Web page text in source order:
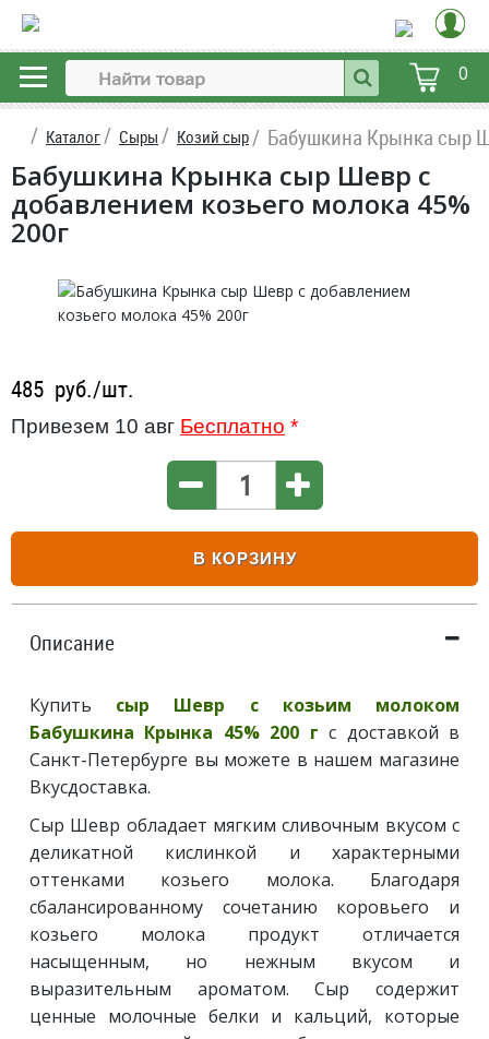
0
Каталог Сыры Козий сыр Бабушкина Крынка сыр
Бабушкина Крынка сыр Шевр с
добавлением козьего молока 45%
200г
485 руб./шт.
Привезем 10 авг Бесплатно *
В КОРЗИНУ
Описание
Купить сыр Шевр с козьим молоком
Бабушкина Крынка 45% 200 г с доставкой в
Санкт-Петербурге вы можете в нашем магазине
Вкусдоставка.
Сыр Шевр обладает мягким сливочным вкусом с
деликатной кислинкой и характерными
оттенками козьего молока. Благодаря
сбалансированному сочетанию коровьего и
козьего молока продукт отличается
насыщенным, но нежным вкусом и
выразительным ароматом. Сыр содержит
ценные молочные белки и кальций, которые